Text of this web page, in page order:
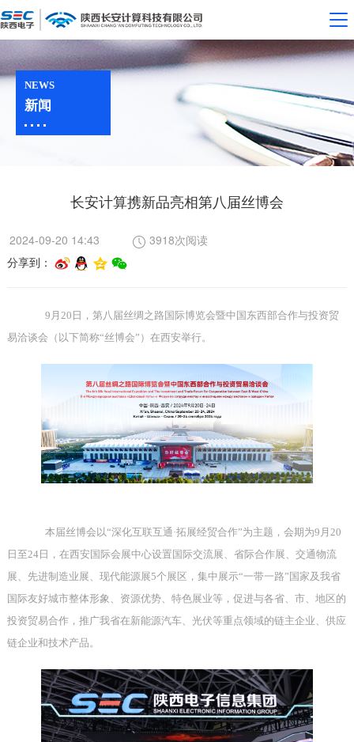
NEWS
新闻
长安计算携新品亮相第八届丝博会
2024-09-20 14:43
3918次阅读
分享到：
9 月 20 日，第八届丝绸之路国际博览会暨中国东西部合作与投资贸
易洽谈会（以下简称“丝博会” ）在西安举行。
本届丝博会以“深化互联互通 ·拓展经贸合作”为主题，会期为9 月 20
日至24日，在西安国际会展中心设置国际交流展、省际合作展、交通物流
展、先进制造业展、现代能源展5个展区，集中展示“一带一路” 国家及我省
国际友好城市整体形象、资源优势、特色展业等，促进与各省、市、地区的
投资贸易合作，推广我省在新能源汽车、光伏等重点领域的链主企业、供应
链企业和技术产品。